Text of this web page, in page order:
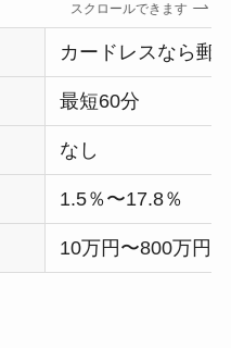
スクロールできます
カードレスなら郵
最短60分
なし
1.5％〜17.8％
10万円〜800万円